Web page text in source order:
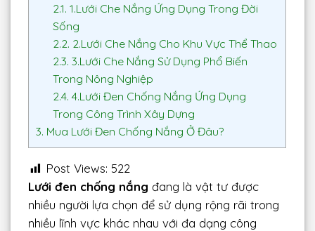
2.1. 1.Lưới Che Nắng Ứng Dụng Trong Đời
Sống
2.2. 2.Lưới Che Nắng Cho Khu Vực Thể Thao
2.3. 3.Lưới Che Nắng Sử Dụng Phổ Biến
Trong Nông Nghiệp
2.4. 4.Lưới Đen Chống Nắng Ứng Dụng
Trong Công Trình Xây Dựng
3. Mua Lưới Đen Chống Nắng Ở Đâu?
Post Views: 522
Lưới đen chống nắngđang là vật tư được
nhiều người lựa chọn để sử dụng rộng rãi trong
nhiều lĩnh vực khác nhau với đa dạng công